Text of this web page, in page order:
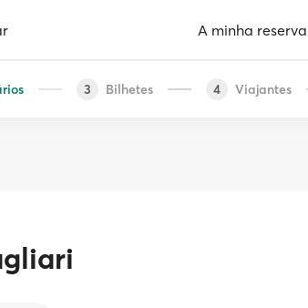
A minha reserva
3 Bilhetes 4 Viajantes